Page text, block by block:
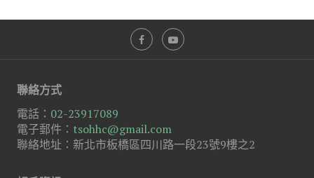
聯絡方式
電話： 02-23917089
電子郵件： tsohhc@gmail.com
聯絡地址：新北市板橋區四川路一段23號9樓之2